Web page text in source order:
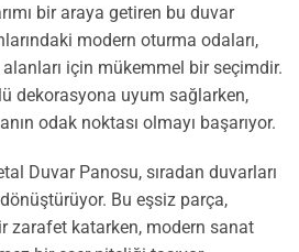
bir araya getiren bu duvar
modern oturma odaları,
için mükemmel bir seçimdir.
dekorasyona uyum sağlarken,
odak noktası olmayı başarıyor.
Duvar Panosu, sıradan duvarları
Bu eşsiz parça,
zarafet katarken, modern sanat